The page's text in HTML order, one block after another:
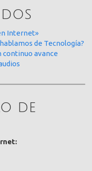
Internet»
de Tecnología?
continuo avance
de